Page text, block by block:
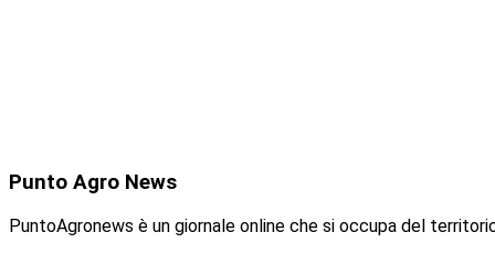
Punto Agro News
PuntoAgronews è un giornale online che si occupa del